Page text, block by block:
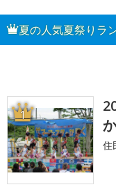
夏の人気夏祭りラ
1
住